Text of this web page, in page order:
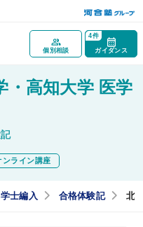
個別相談 ガイダンス
4件
・高知大学 医学
ンライン講座
士編入 合格体験記 北